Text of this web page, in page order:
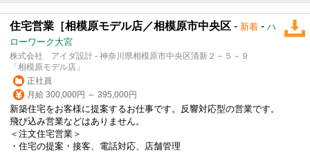
住宅営業［相模原モデル店／相模原市中央区 - 新着 - ハ
ローワーク大宮
株式会社 アイダ設計 - 神奈川県相模原市中央区清新２－５－９
「相模原モデル店」
正社員
月給 300,000円 ～ 395,000円
新築住宅をお客様に提案するお仕事です。反響対応型の営業です。
飛び込み営業などはありません。
＜注文住宅営業 ＞
・住宅の提案・接客、電話対応、店舗管理